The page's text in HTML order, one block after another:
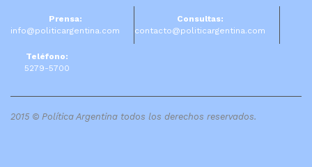
Prensa:
info@politicargentina.com
Consultas:
contacto@politicargentina.com
Teléfono:
5279-5700
2015 © Política Argentina todos los derechos reservados.